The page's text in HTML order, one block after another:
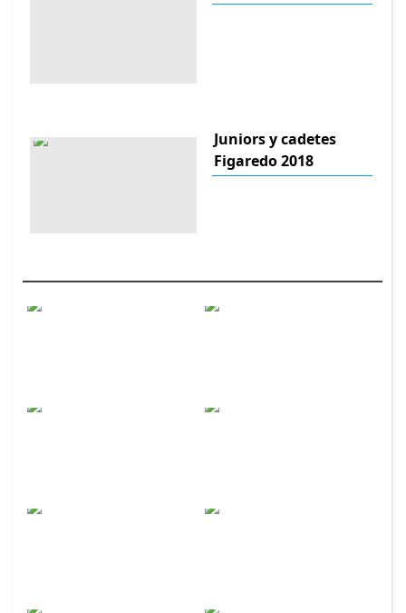
Juniors y cadetes
Figaredo 2018